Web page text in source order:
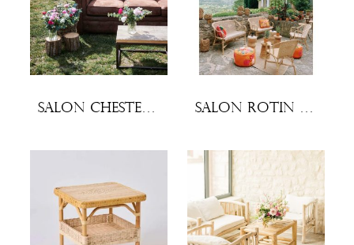
Salon Chesterfield Salon rotin Marcel